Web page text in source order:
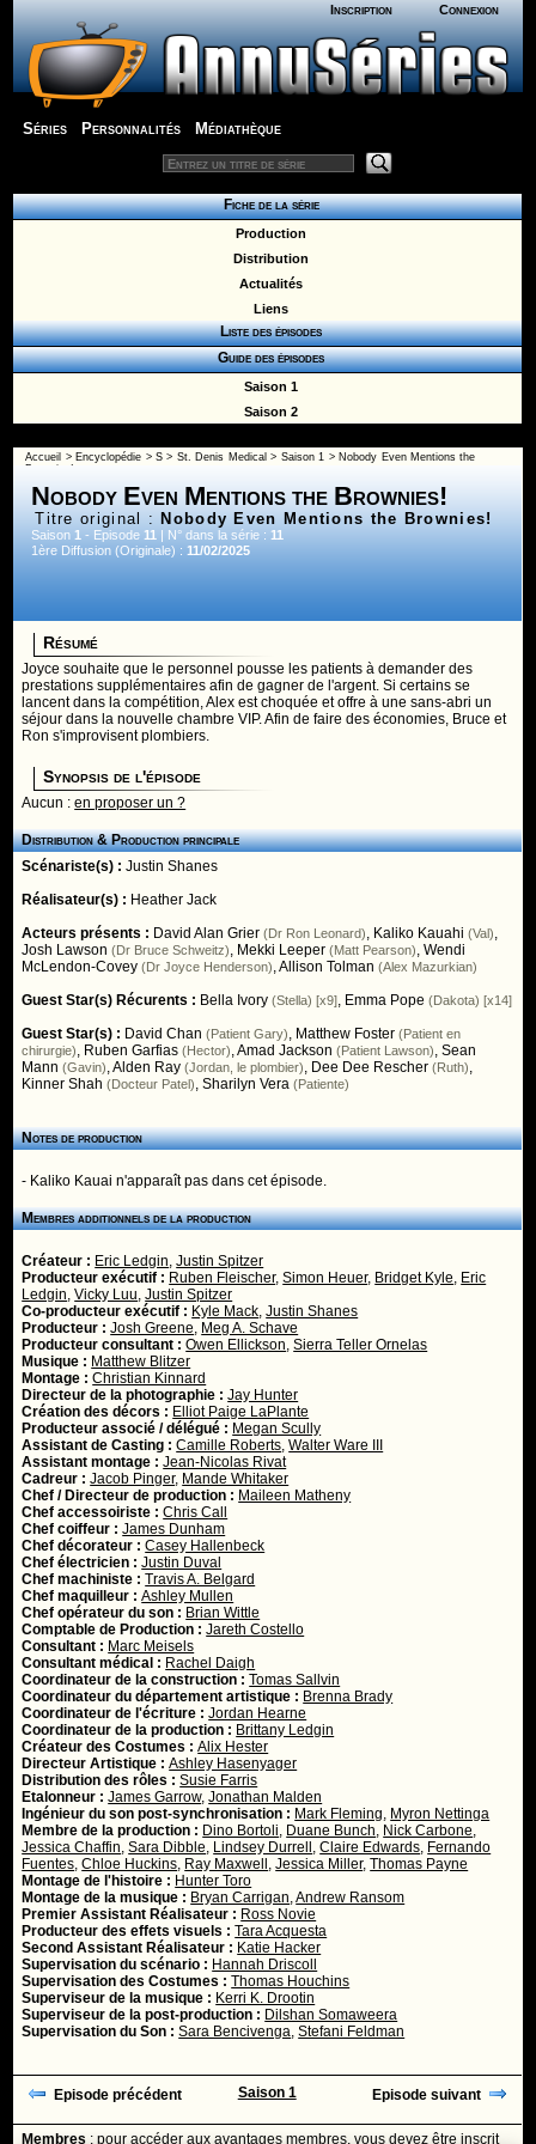
Inscription Connexion
Séries Personnalités Médiathèque
Fiche de la série
Production
Distribution
Actualités
Liens
Liste des épisodes
Guide des épisodes
Saison 1
Saison 2
Accueil > Encyclopédie >S > St. Denis Medical > Saison 1 > Nobody Even Mentions the
Brownies!
Nobody Even Mentions the Brownies!
Titre original : Nobody Even Mentions the Brownies!
Saison1 - Episode11 | N° dans la série :11
1ère Diffusion (Originale) :11/02/2025
Résumé
Joyce souhaite que le personnel pousse les patients à demander des
prestations supplémentaires afin de gagner de l'argent. Si certains se
lancent dans la compétition, Alex est choquée et offre à une sans-abri un
séjour dans la nouvelle chambre VIP. Afin de faire des économies, Bruce et
Ron s'improvisent plombiers.
Synopsis de l'épisode
Aucun :en proposer un ?
Distribution & Production principale
Scénariste(s) :Justin Shanes
Réalisateur(s) : Heather Jack
Acteurs présents : David Alan Grier (Dr Ron Leonard), Kaliko Kauahi (Val),
Josh Lawson (Dr Bruce Schweitz), Mekki Leeper (Matt Pearson),Wendi
McLendon-Covey (Dr Joyce Henderson),Allison Tolman (Alex Mazurkian)
Guest Star(s) Récurents : Bella Ivory (Stella) [x9], Emma Pope (Dakota) [x14]
Guest Star(s) : David Chan (Patient Gary), Matthew Foster (Patient en
chirurgie), Ruben Garfias (Hector),Amad Jackson (Patient Lawson),Sean
Mann (Gavin),Alden Ray (Jordan, le plombier), Dee Dee Rescher (Ruth),
Kinner Shah (Docteur Patel),Sharilyn Vera (Patiente)
Notes de production
- Kaliko Kauai n'apparaît pas dans cet épisode.
Membres additionnels de la production
Créateur : Eric Ledgin,Justin Spitzer
Producteur exécutif : Ruben Fleischer,Simon Heuer, Bridget Kyle, Eric
Ledgin,Vicky Luu,Justin Spitzer
Co-producteur exécutif : Kyle Mack,Justin Shanes
Producteur :Josh Greene, Meg A. Schave
Producteur consultant :Owen Ellickson,Sierra Teller Ornelas
Musique : Matthew Blitzer
Montage :Christian Kinnard
Directeur de la photographie :Jay Hunter
Création des décors : Elliot Paige LaPlante
Producteur associé / délégué : Megan Scully
Assistant de Casting :Camille Roberts,Walter Ware III
Assistant montage :Jean-Nicolas Rivat
Cadreur :Jacob Pinger, Mande Whitaker
Chef / Directeur de production : Maileen Matheny
Chef accessoiriste :Chris Call
Chef coiffeur :James Dunham
Chef décorateur :Casey Hallenbeck
Chef électricien :Justin Duval
Chef machiniste :Travis A. Belgard
Chef maquilleur :Ashley Mullen
Chef opérateur du son : Brian Wittle
Comptable de Production :Jareth Costello
Consultant : Marc Meisels
Consultant médical : Rachel Daigh
Coordinateur de la construction :Tomas Sallvin
Coordinateur du département artistique : Brenna Brady
Coordinateur de l'écriture :Jordan Hearne
Coordinateur de la production : Brittany Ledgin
Créateur des Costumes :Alix Hester
Directeur Artistique :Ashley Hasenyager
Distribution des rôles :Susie Farris
Etalonneur :James Garrow,Jonathan Malden
Ingénieur du son post-synchronisation : Mark Fleming, Myron Nettinga
Membre de la production : Dino Bortoli, Duane Bunch, Nick Carbone,
Jessica Chaffin,Sara Dibble, Lindsey Durrell ,Claire Edwards, Fernando
Fuentes,Chloe Huckins, Ray Maxwell ,Jessica Miller,Thomas Payne
Montage de l'histoire : Hunter Toro
Montage de la musique : Bryan Carrigan,Andrew Ransom
Premier Assistant Réalisateur : Ross Novie
Producteur des effets visuels :Tara Acquesta
Second Assistant Réalisateur : Katie Hacker
Supervisation du scénario : Hannah Driscoll
Supervisation des Costumes :Thomas Houchins
Superviseur de la musique : Kerri K. Drootin
Superviseur de la post-production : Dilshan Somaweera
Supervisation du Son :Sara Bencivenga,Stefani Feldman
Episode précédent Saison 1 Episode suivant
Membres : pour accéder aux avantages membres, vous devez êtreinscrit